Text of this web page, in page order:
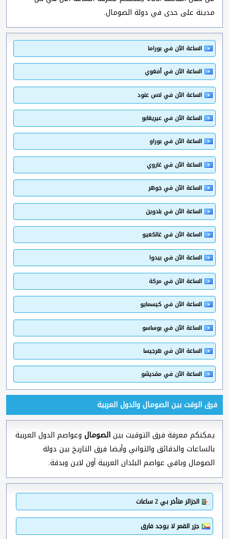
مدينة على حدى في دولة الصومال.
الساعة الآن في بوراما
الساعة الآن في أفغوي
الساعة الآن في لاس عنود
الساعة الآن في عيريغابو
الساعة الآن في بوراو
الساعة الآن في غاروي
الساعة الآن في جوهر
الساعة الآن في بلدوين
الساعة الآن في غالكعيو
الساعة الآن في بيدوا
الساعة الآن في مركة
الساعة الآن في كيسمايو
الساعة الآن في بوساسو
الساعة الآن في هرجيسا
الساعة الآن في مقديشو
فرق الوقت بين الصومال والدول العربية
يمكنكم معرفة فرق التوقيت بينالصومال وعواصم الدول العربية
بالساعات والدقائق والثواني وأيضا فرق التاريخ بين دولة
الصومال وباقي عواصم البلدان العربية أون لاين وبدقة.
الجزائر متأخر بي 2 ساعات
جزر القمر لا يوجد فارق